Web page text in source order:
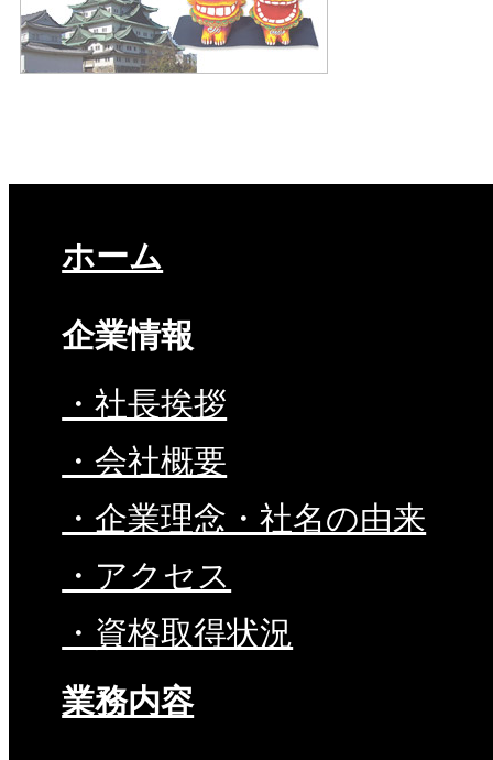
ホーム
企業情報
・社長挨拶
・会社概要
・企業理念・社名の由来
・アクセス
・資格取得状況
業務内容